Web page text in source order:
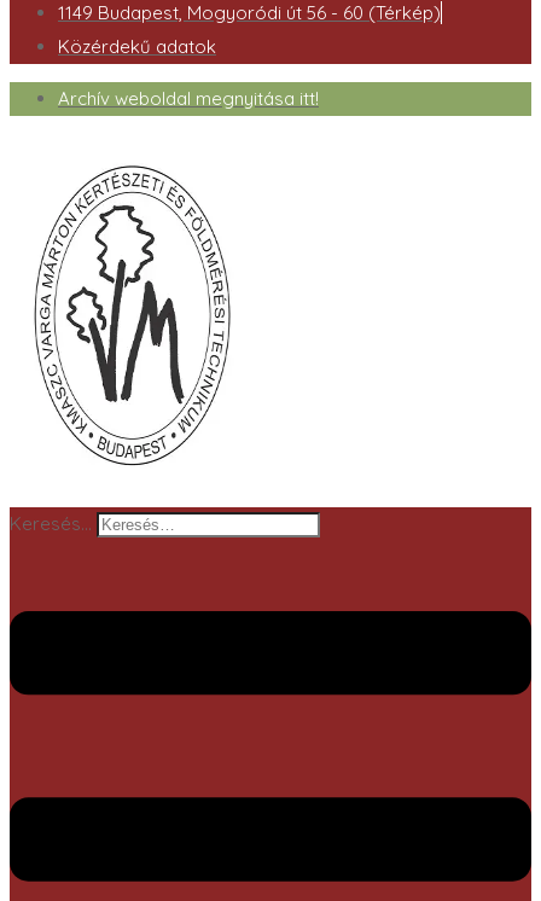
1149 Budapest, Mogyoródi út 56 - 60 (Térkép)
Közérdekű adatok
Archív weboldal megnyitása itt!
Keresés…